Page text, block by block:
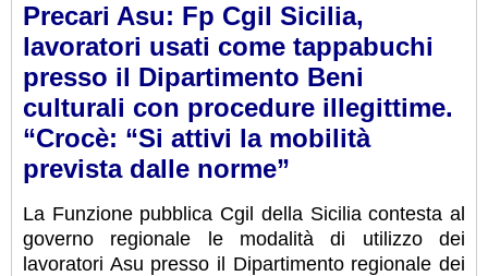
Precari Asu: Fp Cgil Sicilia,
lavoratori usati come tappabuchi
presso il Dipartimento Beni
culturali con procedure illegittime.
“Crocè: “Si attivi la mobilità
prevista dalle norme”
La Funzione pubblica Cgil della Sicilia contesta al
governo regionale le modalità di utilizzo dei
lavoratori Asu presso il Dipartimento regionale dei